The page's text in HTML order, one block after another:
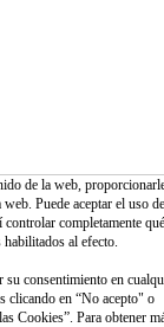
la página de
de la web,
Puede aceptar el uso
completamente
al efecto.
consentimiento en
clicando en “No acepto" o
Cookies”. Para obtener